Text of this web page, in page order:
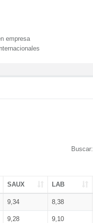
empresa
Buscar:
SAUX LAB
9,34 8,38
9,28 9,10